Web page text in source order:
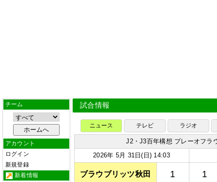
チーム
アカウント
ログイン
新規登録
新着情報
試合情報
ニュース テレビ ラジオ
J2・J3百年構想 プレーオフラ
2026年 5月 31日(日) 14:03
ブラウブリッツ秋田 1 1